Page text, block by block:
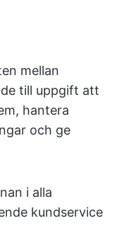
mellan
till uppgift att
hantera
och ge
i alla
kundservice